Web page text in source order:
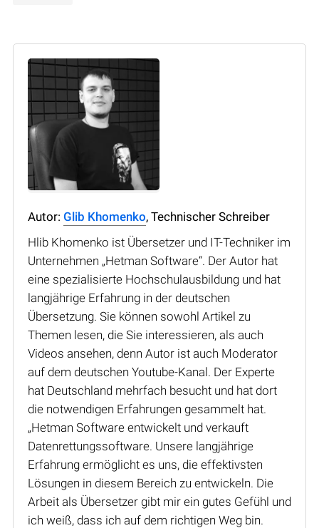
Autor: Glib Khomenko, Technischer Schreiber
Hlib Khomenko ist Übersetzer und IT-Techniker im
Unternehmen „Hetman Software“. Der Autor hat
eine spezialisierte Hochschulausbildung und hat
langjährige Erfahrung in der deutschen
Übersetzung. Sie können sowohl Artikel zu
Themen lesen, die Sie interessieren, als auch
Videos ansehen, denn Autor ist auch Moderator
auf dem deutschen Youtube-Kanal. Der Experte
hat Deutschland mehrfach besucht und hat dort
die notwendigen Erfahrungen gesammelt hat.
„Hetman Software entwickelt und verkauft
Datenrettungssoftware. Unsere langjährige
Erfahrung ermöglicht es uns, die effektivsten
Lösungen in diesem Bereich zu entwickeln. Die
Arbeit als Übersetzer gibt mir ein gutes Gefühl und
ich weiß, dass ich auf dem richtigen Weg bin.